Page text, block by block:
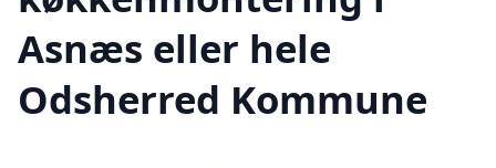
Asnæs eller hele
Odsherred Kommune